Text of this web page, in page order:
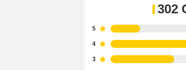
302
5
4
3